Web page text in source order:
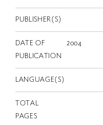
PUBLISHER(S)
DATE OF
PUBLICATION
2004
LANGUAGE(S)
TOTAL
PAGES